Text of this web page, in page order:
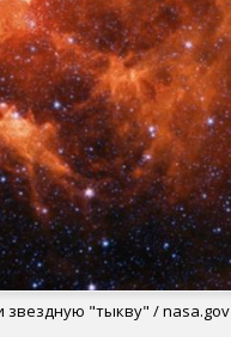
звездную "тыкву" / nasa.gov